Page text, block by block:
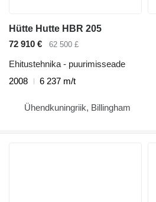
Hütte Hutte HBR 205
72 910 €
62 500 £
Ehitustehnika - puurimisseade
2008
6 237 m/t
Ühendkuningriik, Billingham